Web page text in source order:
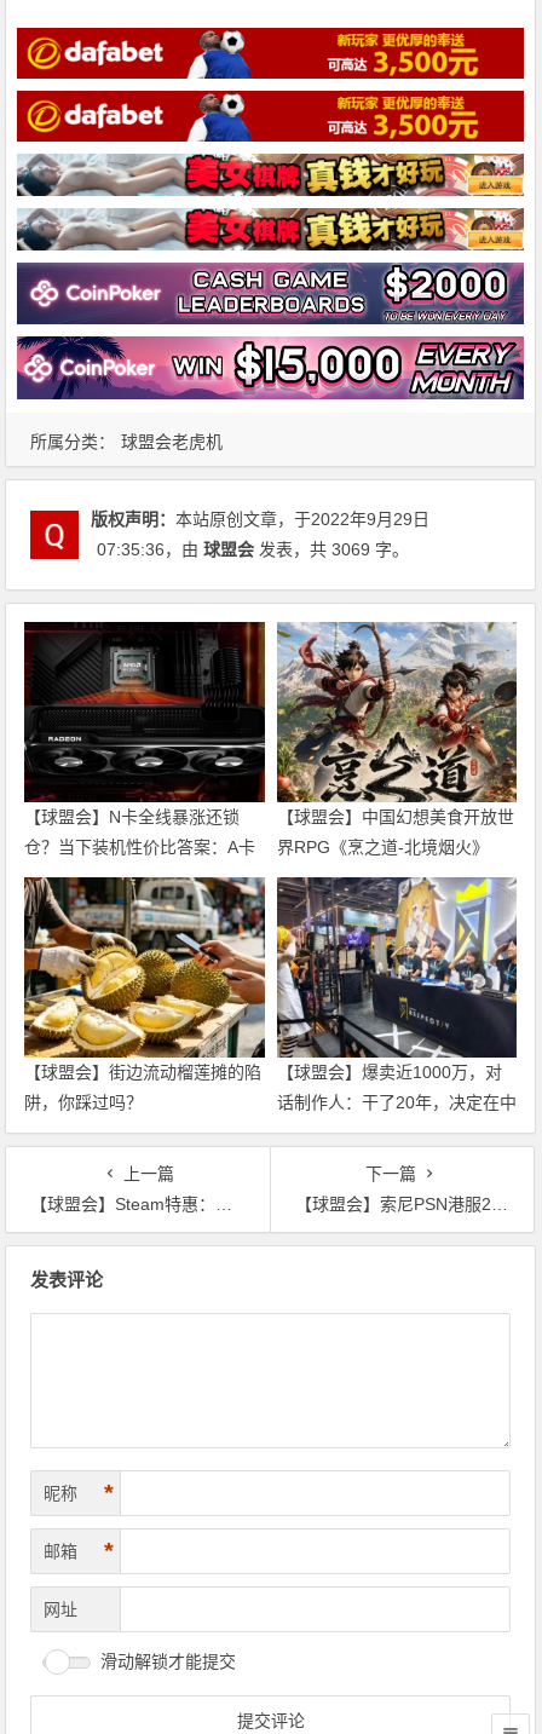
所属分类： 球盟会老虎机
版权声明：本站原创文章，于2022年9月29日
07:35:36，由球盟会 发表，共 3069 字。
【球盟会】N卡全线暴涨还锁
仓？当下装机性价比答案：A卡
+锐龙CPU 全档位推荐
【球盟会】中国幻想美食开放世
界RPG《烹之道-北境烟火》
【球盟会】街边流动榴莲摊的陷
阱，你踩过吗？
【球盟会】爆卖近1000万，对
话制作人：干了20年，决定在中
国拼一把
上一篇
【球盟会】Steam特惠：《柯娜：精神之桥》《巫婆》《战锤：末世鼠疫2》等特惠信息
下一篇
【球盟会】索尼PSN港服2022年10月PS4/PS5数字版游戏推荐
发表评论
昵称 *
邮箱 *
网址
滑动解锁才能提交